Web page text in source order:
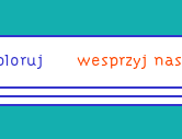
wesprzyj nas